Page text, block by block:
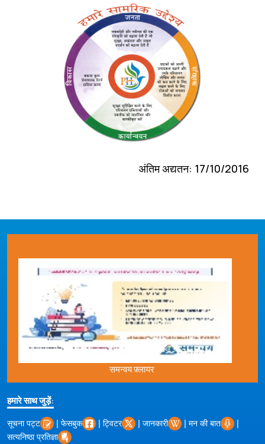
अंतिम अद्यतन: 17/10/2016
समन्वय फ़्लायर
हमारे साथ जुड़ें:
सूचना पट्ट | फेसबुक | ट्विटर | जानकारी | मन की बात |
सत्यनिष्ठा प्रतिज्ञा